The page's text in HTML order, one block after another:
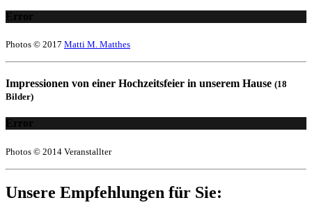
Error
Photos © 2017 Matti M. Matthes
Impressionen von einer Hochzeitsfeier in unserem Hause (18
Bilder)
Error
Photos © 2014 Veranstallter
Unsere Empfehlungen für Sie: